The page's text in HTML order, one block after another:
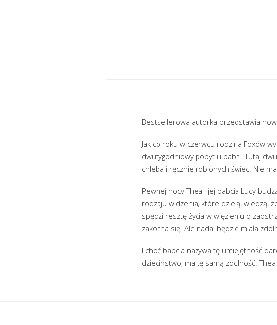
Bestsellerowa autorka przedstawia
Jak co roku w czerwcu rodzina Foxów
dwutygodniowy pobyt u babci. Tutaj
chleba i ręcznie robionych świec. Nie
Pewnej nocy Thea i jej babcia Lucy
rodzaju widzenia, które dzielą, wiedzą,
spędzi resztę życia w więzieniu o
zakocha się. Ale nadal będzie miała
I choć babcia nazywa tę umiejętność
dzieciństwo, ma tę samą zdolność.